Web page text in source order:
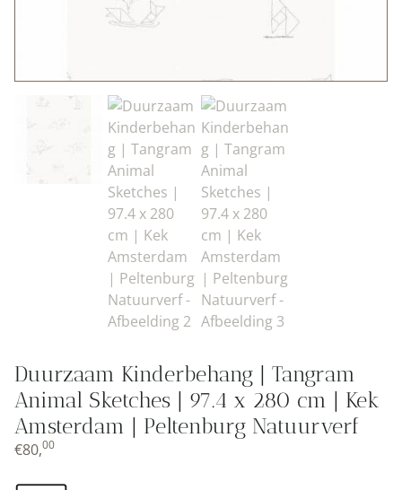
Duurzaam Kinderbehang | Tangram
Animal Sketches | 97.4 x 280 cm | Kek
Amsterdam | Peltenburg Natuurverf
€80,00